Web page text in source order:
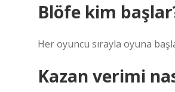
Blöfe kim
Her oyuncu sırayla oyuna
Kazan verimi